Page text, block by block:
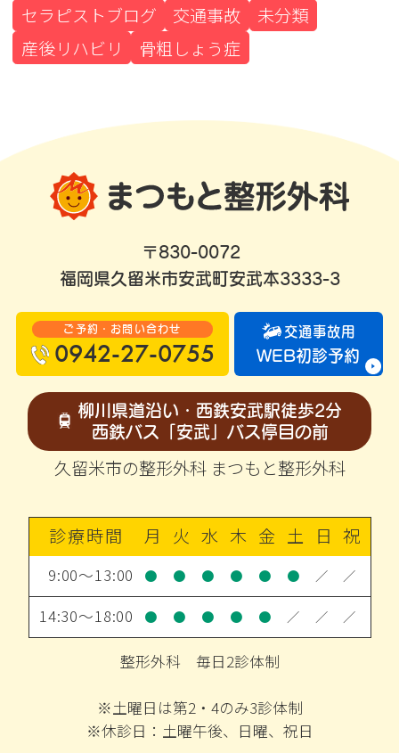
セラピストブログ
交通事故
未分類
産後リハビリ
骨粗しょう症
〒830-0072
福岡県久留米市安武町安武本3333-3
ご予約・お問い合わせ
0942-27-0755
交通事故用
WEB初診予約
柳川県道沿い・西鉄安武駅徒歩2分
西鉄バス「安武」バス停目の前
久留米市の整形外科 まつもと整形外科
診療時間 月 火 水 木 金 土 日 祝
9:00～13:00 ● ● ● ● ● ● ／ ／
14:30～18:00 ● ● ● ● ● ／ ／ ／
整形外科 毎日2診体制
※土曜日は第2・4のみ3診体制
※休診日：土曜午後、日曜、祝日